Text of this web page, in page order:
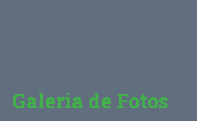
Galeria de Fotos